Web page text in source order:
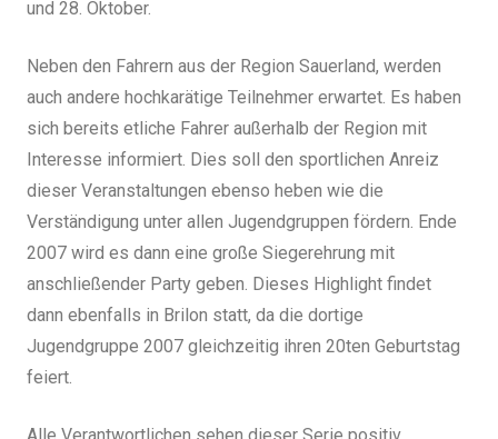
und 28. Oktober.
Neben den Fahrern aus der Region Sauerland, werden
auch andere hochkarätige Teilnehmer erwartet. Es haben
sich bereits etliche Fahrer außerhalb der Region mit
Interesse informiert. Dies soll den sportlichen Anreiz
dieser Veranstaltungen ebenso heben wie die
Verständigung unter allen Jugendgruppen fördern. Ende
2007 wird es dann eine große Siegerehrung mit
anschließender Party geben. Dieses Highlight findet
dann ebenfalls in Brilon statt, da die dortige
Jugendgruppe 2007 gleichzeitig ihren 20ten Geburtstag
feiert.